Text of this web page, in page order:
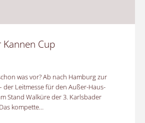
Kannen Cup
was vor? Ab nach Hamburg zur
der Leitmesse für den Außer-Haus-
Stand Walküre der 3. Karlsbader
kompette…